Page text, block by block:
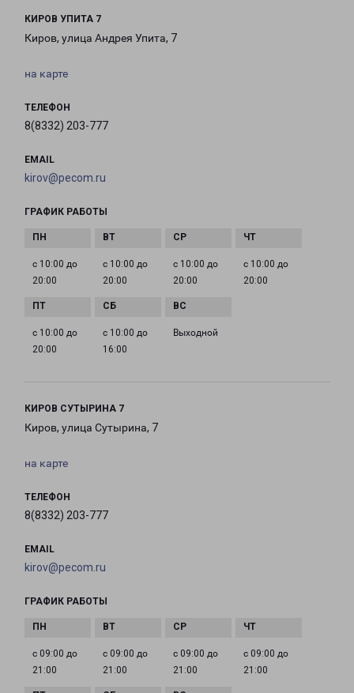
КИРОВ УПИТА 7
Киров, улица Андрея Упита, 7
на карте
ТЕЛЕФОН
8(8332) 203-777
EMAIL
kirov@pecom.ru
ГРАФИК РАБОТЫ
с 10:00 до
20:00
с 10:00 до
20:00
с 10:00 до
20:00
с 10:00 до
20:00
с 10:00 до
20:00
с 10:00 до
16:00
Выходной
КИРОВ СУТЫРИНА 7
Киров, улица Сутырина, 7
на карте
ТЕЛЕФОН
8(8332) 203-777
EMAIL
kirov@pecom.ru
ГРАФИК РАБОТЫ
с 09:00 до
21:00
с 09:00 до
21:00
с 09:00 до
21:00
с 09:00 до
21:00